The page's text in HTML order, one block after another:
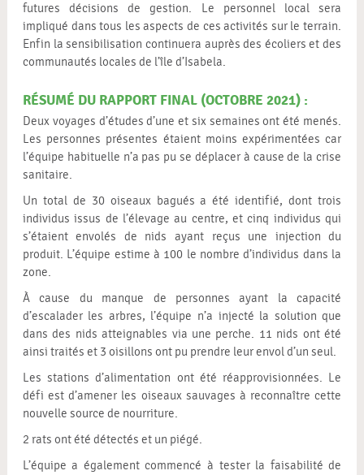
futures décisions de gestion. Le personnel local sera
impliqué dans tous les aspects de ces activités sur le terrain.
Enfin la sensibilisation continuera auprès des écoliers et des
communautés locales de l’île d’Isabela.
RÉSUMÉ DU RAPPORT FINAL (OCTOBRE 2021) :
Deux voyages d’études d’une et six semaines ont été menés.
Les personnes présentes étaient moins expérimentées car
l’équipe habituelle n’a pas pu se déplacer à cause de la crise
sanitaire.
Un total de 30 oiseaux bagués a été identifié, dont trois
individus issus de l’élevage au centre, et cinq individus qui
s’étaient envolés de nids ayant reçus une injection du
produit. L’équipe estime à 100 le nombre d’individus dans la
zone.
À cause du manque de personnes ayant la capacité
d’escalader les arbres, l’équipe n’a injecté la solution que
dans des nids atteignables via une perche. 11 nids ont été
ainsi traités et 3 oisillons ont pu prendre leur envol d’un seul.
Les stations d’alimentation ont été réapprovisionnées. Le
défi est d’amener les oiseaux sauvages à reconnaître cette
nouvelle source de nourriture.
2 rats ont été détectés et un piégé.
L’équipe a également commencé à tester la faisabilité de